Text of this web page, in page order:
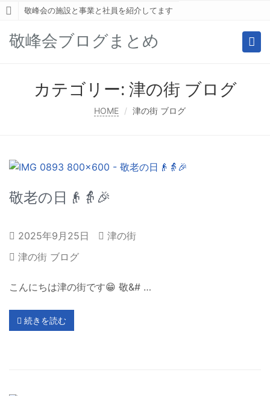
敬峰会の施設と事業と社員を紹介してます
敬峰会ブログまとめ
カテゴリー: 津の街 ブログ
HOME 津の街 ブログ
敬老の日👴👵🎉
2025年9月25日
津の街
津の街 ブログ
こんにちは津の街です😁 敬&# …
続きを読む